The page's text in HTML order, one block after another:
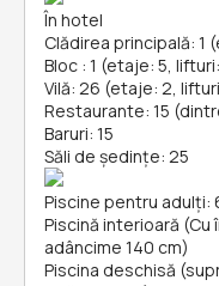
În hotel
Clădirea principală: 1
Bloc : 1 (etaje: 5,
Vilă: 26 (etaje: 2,
Restaurante: 15
Baruri: 15
Săli de ședințe: 25
Piscine pentru adulți:
Piscină interioară (Cu
adâncime 140 cm)
Piscina deschisă